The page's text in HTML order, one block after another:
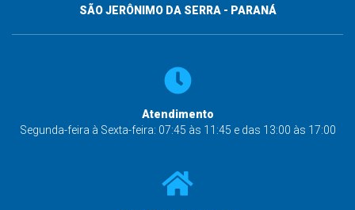
SÃO JERÔNIMO DA SERRA - PARANÁ
Atendimento
Segunda-feira à Sexta-feira: 07:45 às 11:45 e das 13:00 às 17:00